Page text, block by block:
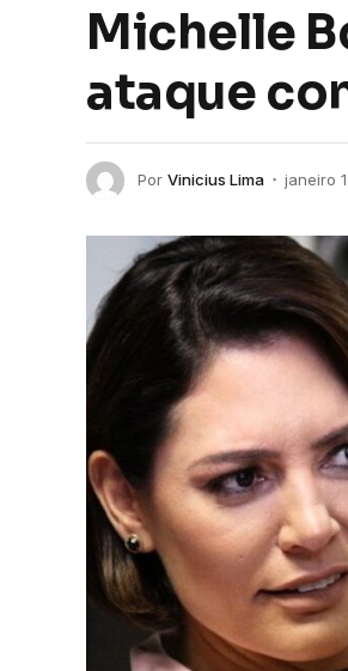
Michelle
ataque
Por Vinicius Lima janeiro